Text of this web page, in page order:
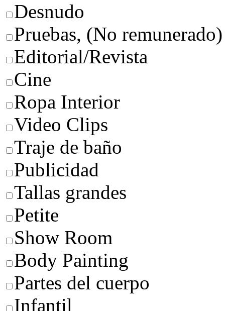
Desnudo
Pruebas, (No remunerado)
Editorial/Revista
Cine
Ropa Interior
Video Clips
Traje de baño
Publicidad
Tallas grandes
Petite
Show Room
Body Painting
Partes del cuerpo
Infantil